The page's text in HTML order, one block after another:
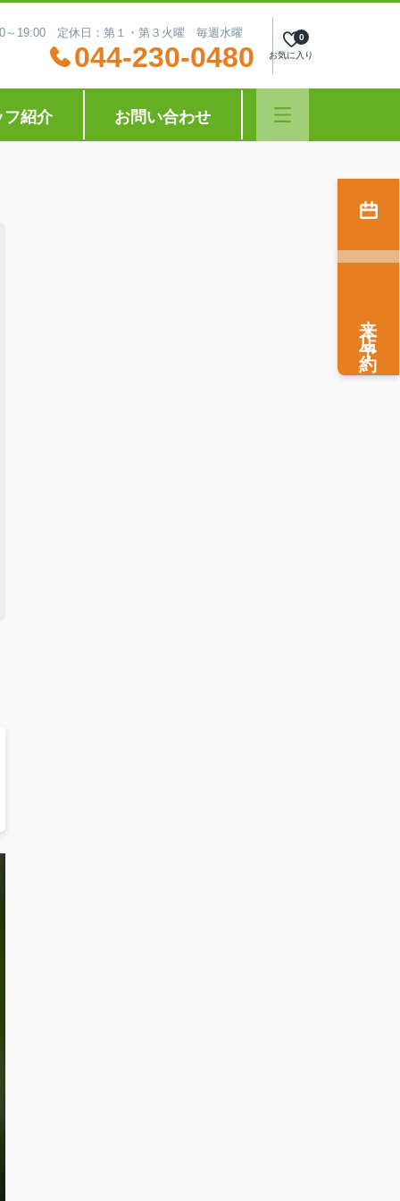
～19:00 定休日：第１・第３火曜 毎週水曜
044-230-0480 お気に入り
0
フ紹介 お問い合わせ
来店予約